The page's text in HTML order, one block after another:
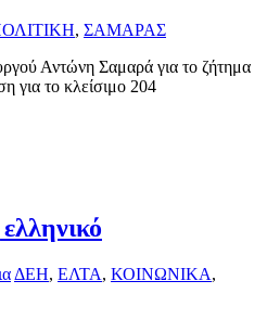
, ΣΑΜΑΡΑΣ
Αντώνη Σαμαρά για το ζήτημα
για το κλείσιμο 204
ΔΕΗ, ΕΛΤΑ, ΚΟΙΝΩΝΙΚΑ,